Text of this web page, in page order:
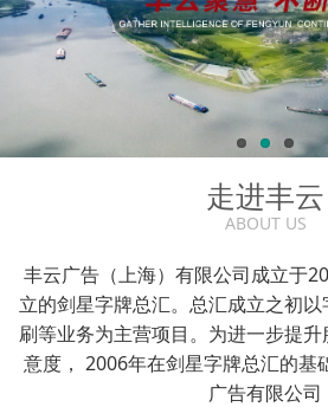
走进丰云
ABOUT US
丰云广告（上海）有限公司成立于
立的剑星字牌总汇。总汇成立之初
刷等业务为主营项目。为进一步提
意度， 2006年在剑星字牌总汇的基
广告有限公司